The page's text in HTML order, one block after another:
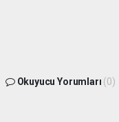
Okuyucu Yorumları (0)